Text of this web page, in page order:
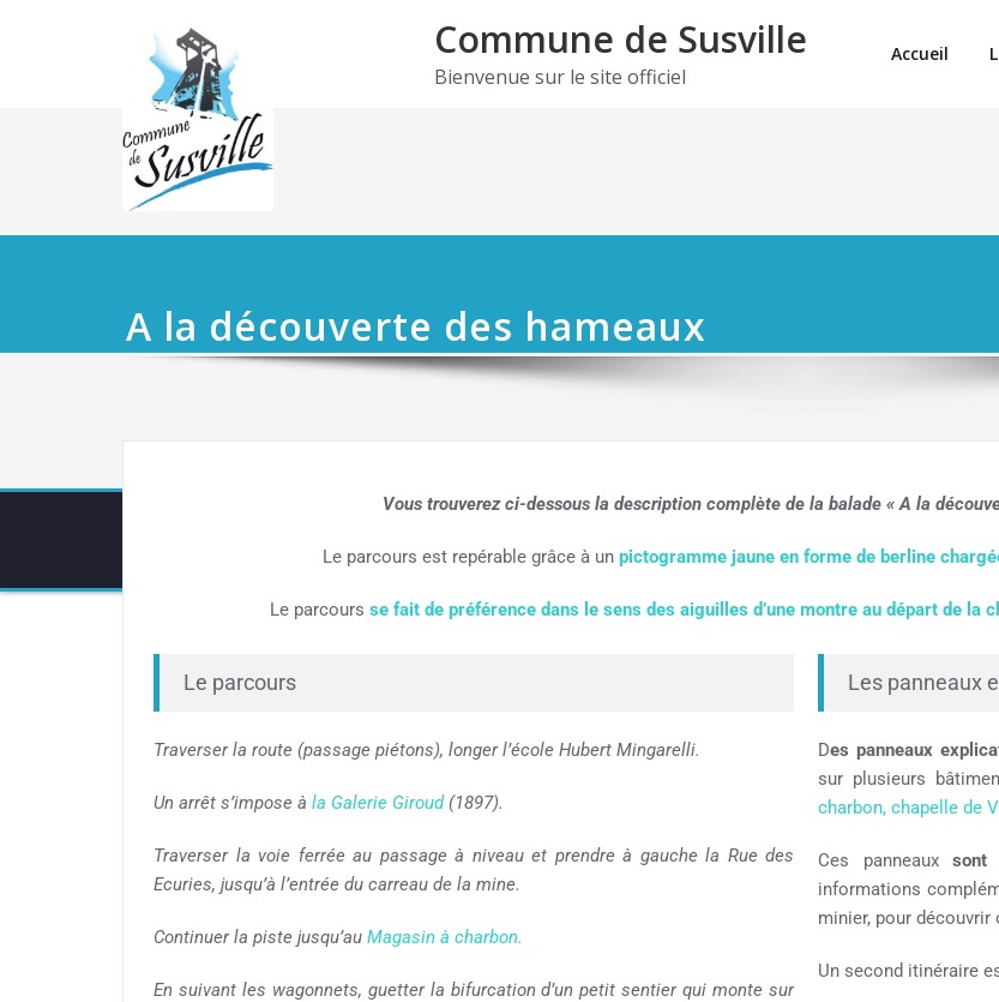
Commune de Susville
Bienvenue sur le site officiel
Accueil
A la découverte des hameaux
Vous trouverez ci-dessous la description complète de la balade « A la
Le parcours est repérable grâce à un pictogramme jaune en forme de berline
Le parcours se fait de préférence dans le sens des aiguilles d’une montre au départ de la
Le parcours
Traverser la route (passage piétons), longer l’école Hubert Mingarelli.
Un arrêt s’impose à la Galerie Giroud(1897).
Traverser la voie ferrée au passage à niveau et prendre à gauche la Rue des
Ecuries, jusqu’à l’entrée du carreau de la mine.
Continuer la piste jusqu’au Magasin à charbon.
En suivant les wagonnets, guetter la bifurcation d’un petit sentier qui monte sur
Les panneaux
Des panneaux
sur plusieurs
charbon, chapelle de
Ces panneauxsont
informations
minier, pour
Un second itinéraire